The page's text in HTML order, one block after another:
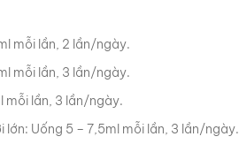
mỗi lần, 2 lần/ngày.
mỗi lần, 3 lần/ngày.
mỗi lần, 3 lần/ngày.
lớn: Uống 5 – 7,5ml mỗi lần, 3 lần/ngày.